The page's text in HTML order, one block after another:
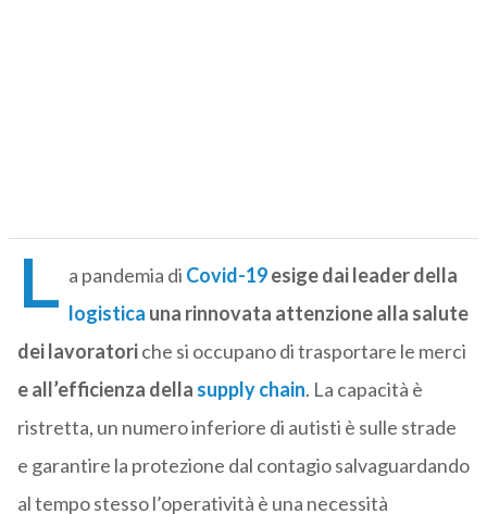
L a pandemia di Covid-19esige dai leader della
logistica una rinnovata attenzione alla salute
dei lavoratoriche si occupano di trasportare le merci
e all’efficienza della supply chain. La capacità è
ristretta, un numero inferiore di autisti è sulle strade
e garantire la protezione dal contagio salvaguardando
al tempo stesso l’operatività è una necessità